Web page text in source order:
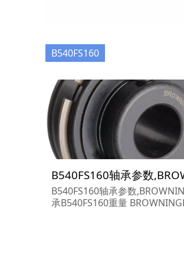
B540FS160
B540FS160轴承参数
承B540FS160重量